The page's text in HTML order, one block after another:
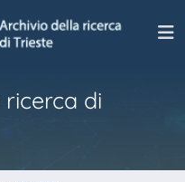
ricerca di